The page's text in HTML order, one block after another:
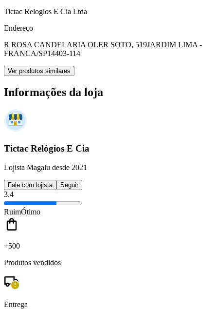
Tictac Relogios E Cia Ltda
Endereço
R ROSA CANDELARIA OLER SOTO, 519JARDIM LIMA -
FRANCA/SP14403-114
Ver produtos similares
Informações da loja
Tictac Relógios E Cia
Lojista Magalu desde 2021
Fale com lojista Seguir
3.4
RuimÓtimo
+500
Produtos vendidos
Entrega